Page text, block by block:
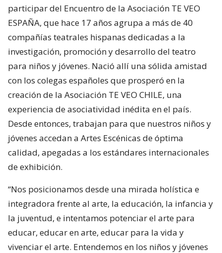
participar del Encuentro de la Asociación TE VEO
ESPAÑA, que hace 17 años agrupa a más de 40
compañías teatrales hispanas dedicadas a la
investigación, promoción y desarrollo del teatro
para niños y jóvenes. Nació allí una sólida amistad
con los colegas españoles que prosperó en la
creación de la Asociación TE VEO CHILE, una
experiencia de asociatividad inédita en el país.
Desde entonces, trabajan para que nuestros niños y
jóvenes accedan a Artes Escénicas de óptima
calidad, apegadas a los estándares internacionales
de exhibición.
“Nos posicionamos desde una mirada holística e
integradora frente al arte, la educación, la infancia y
la juventud, e intentamos potenciar el arte para
educar, educar en arte, educar para la vida y
vivenciar el arte. Entendemos en los niños y jóvenes